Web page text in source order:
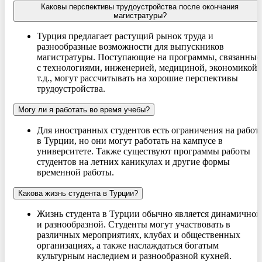
Каковы перспективы трудоустройства после окончания
магистратуры?
Турция предлагает растущий рынок труда и
разнообразные возможности для выпускников
магистратуры. Поступающие на программы, связанные
с технологиями, инженерией, медициной, экономикой
т.д., могут рассчитывать на хорошие перспективы
трудоустройства.
Могу ли я работать во время учебы?
Для иностранных студентов есть ограничения на
в Турции, но они могут работать на кампусе в
университете. Также существуют программы работы
студентов на летних каникулах и другие формы
временной работы.
Какова жизнь студента в Турции?
Жизнь студента в Турции обычно является динамичной
и разнообразной. Студенты могут участвовать в
различных мероприятиях, клубах и общественных
организациях, а также наслаждаться богатым
культурным наследием и разнообразной кухней.